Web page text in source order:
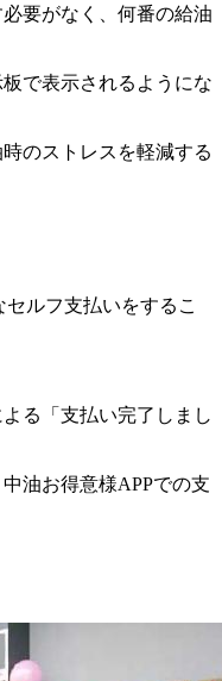
要がなく、何番の給油
で表示されるようにな
のストレスを軽減する
ルフ支払いをするこ
る「支払い完了しまし
油お得意様APPでの支